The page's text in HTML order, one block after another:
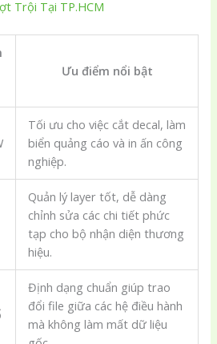
Trội Tại TP.HCM
Ưu điểm nổi bật
Tối ưu cho việc cắt decal, làm
biển quảng cáo và in ấn công
nghiệp.
Quản lý layer tốt, dễ dàng
chỉnh sửa các chi tiết phức
tạp cho bộ nhận diện thương
hiệu.
Định dạng chuẩn giúp trao
đổi file giữa các hệ điều hành
mà không làm mất dữ liệu